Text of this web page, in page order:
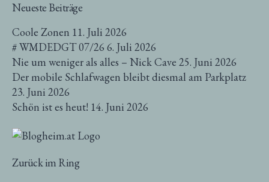
Neueste Beiträge
Coole Zonen 11. Juli 2026
# WMDEDGT 07/26 6. Juli 2026
Nie um weniger als alles – Nick Cave 25. Juni 2026
Der mobile Schlafwagen bleibt diesmal am Parkplatz
23. Juni 2026
Schön ist es heut! 14. Juni 2026
Zurück im Ring